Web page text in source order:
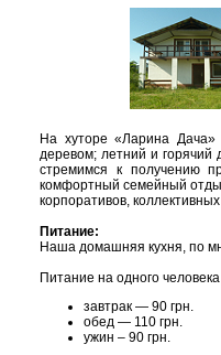
На хуторе «Ларина
деревом; летний и горячий
стремимся к получению
комфортный семейный
корпоративов,
Питание:
Наша домашняя кухня, по
Питание на одного
завтрак — 90 грн.
обед — 110 грн.
ужин – 90 грн.